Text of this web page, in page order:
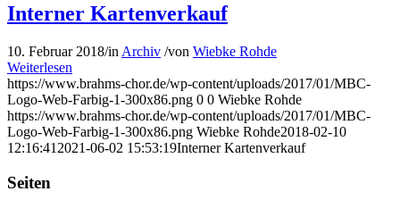
Interner Kartenverkauf
10. Februar 2018/in Archiv /von Wiebke Rohde
Weiterlesen
https://www.brahms-chor.de/wp-content/uploads/2017/01/MBC-
Logo-Web-Farbig-1-300x86.png 0 0 Wiebke Rohde
https://www.brahms-chor.de/wp-content/uploads/2017/01/MBC-
Logo-Web-Farbig-1-300x86.png Wiebke Rohde2018-02-10
12:16:41 2021-06-02 15:53:19Interner Kartenverkauf
Seiten